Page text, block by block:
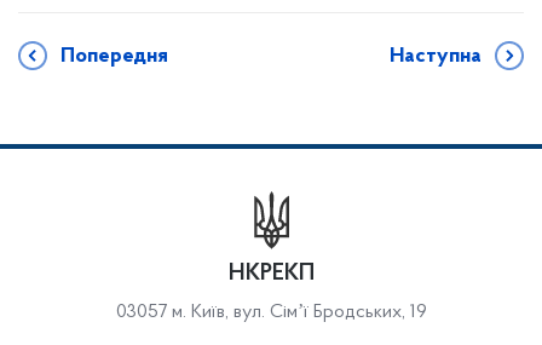
Попередня Наступна
НКРЕКП
03057 м. Київ, вул. Сімʼї Бродських, 19